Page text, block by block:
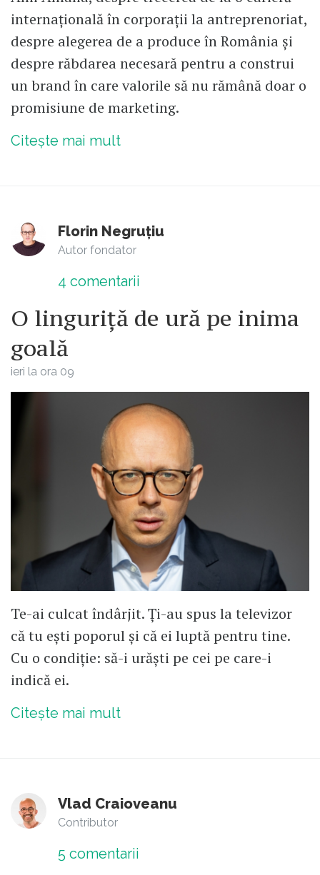
internațională în corporații la antreprenoriat,
despre alegerea de a produce în România și
despre răbdarea necesară pentru a construi
un brand în care valorile să nu rămână doar o
promisiune de marketing.
Citește mai mult
Florin Negruțiu
Autor fondator
4 comentarii
O linguriță de ură pe inima
goală
ieri la ora 09
Te-ai culcat îndârjit. Ți-au spus la televizor
că tu ești poporul și că ei luptă pentru tine.
Cu o condiție: să-i urăști pe cei pe care-i
indică ei.
Citește mai mult
Vlad Craioveanu
Contributor
5 comentarii